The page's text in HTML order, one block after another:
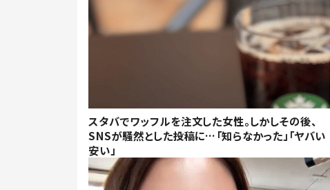
スタバでワッフルを注文した女性。しかしその後、
SNSが騒然とした投稿に…「知らなかった」「ヤバい
安い」